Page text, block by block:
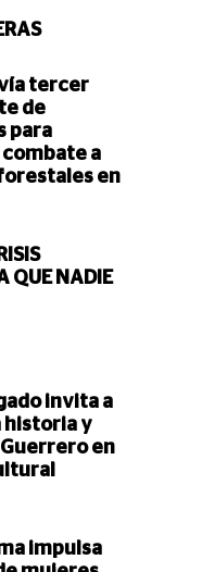
tercer
de
para
a
en
QUE NADIE
invita a
historia y
en
impulsa